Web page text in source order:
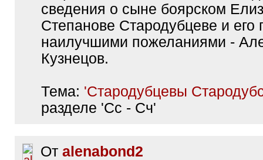
сведения о сыне боярском
Степанове Стародубцеве и его
наилучшими пожеланиями -
Кузнецов.
Тема: 'Стародубцевы
разделе 'Сс - Сч'
От alenabond2